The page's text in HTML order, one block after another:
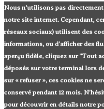
Nous n'utilisons pas
notre site internet. Cependant,
réseaux sociaux) utilisent des
informations, ou d’afficher des
aperçu fidèle, cliquez sur "Tout
déposés sur votre terminal lors
sur « refuser », ces cookies ne
conservé pendant 12 mois.
pour découvrir en détails notre